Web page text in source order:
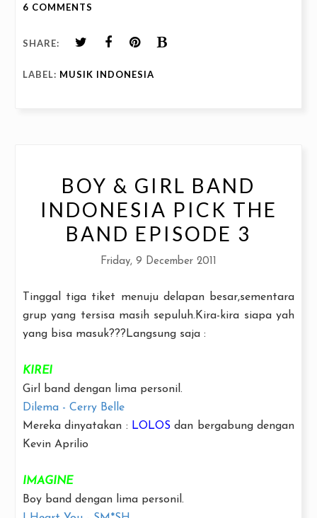
6 COMMENTS
SHARE:
LABEL: MUSIK INDONESIA
BOY & GIRL BAND
INDONESIA PICK THE
BAND EPISODE 3
Friday, 9 December 2011
Tinggal tiga tiket menuju delapan besar,sementara
grup yang tersisa masih sepuluh.Kira-kira siapa yah
yang bisa masuk???Langsung saja :
KIREI
Girl band dengan lima personil.
Dilema - Cerry Belle
Mereka dinyatakan : LOLOS dan bergabung dengan
Kevin Aprilio
IMAGINE
Boy band dengan lima personil.